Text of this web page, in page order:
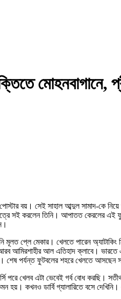
মোহনবাগানে,
বয়। সেই সাহাল আব্দুল সামাদ-কে
সই করলেন তিনি। আপাতত কেরলের এই
মূলত প্লে মেকার। খেলতে পারেন
আমিরশাহীর আল এতিহাদ ক্লাবে। ভারতে
পর্যন্ত ফুটবলের শহরে খেলতে আসছেন
পরে খেলব এটা ভেবেই গর্ব বোধ
হয়। কখনও ডার্বি গ্যালারিতে বসে